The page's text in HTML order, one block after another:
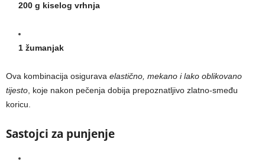
200 g kiselog vrhnja
1 žumanjak
Ova kombinacija osigurava elastično, mekano i lako oblikovano
tijesto, koje nakon pečenja dobija prepoznatljivo zlatno-smeđu
koricu.
Sastojci za punjenje